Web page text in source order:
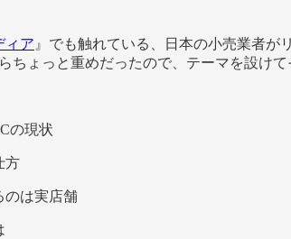
ィア 』でも触れている、日本の小売業者が
ょっと重めだったので、テーマを設け
の現状
方
のは実店舗